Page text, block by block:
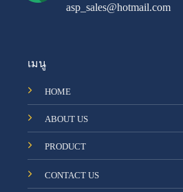
เมนู
HOME
ABOUT US
PRODUCT
CONTACT US
asp_sales@hotmail.com